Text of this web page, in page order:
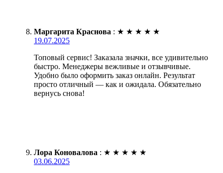
Маргарита Краснова : ★ ★ ★ ★ ★
19.07.2025
Топовый сервис! Заказала значки, все удивительно
быстро. Менеджеры вежливые и отзывчивые.
Удобно было оформить заказ онлайн. Результат
просто отличный — как и ожидала. Обязательно
вернусь снова!
Лора Коновалова : ★ ★ ★ ★ ★
03.06.2025